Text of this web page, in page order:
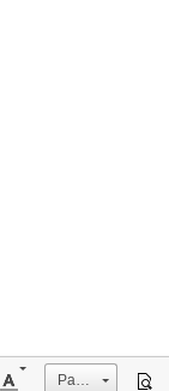
Размер